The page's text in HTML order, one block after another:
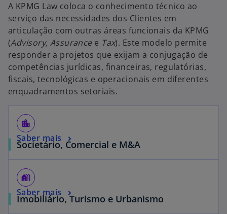
A KPMG Law coloca o conhecimento técnico ao
serviço das necessidades dos Clientes em
articulação com outras áreas funcionais da KPMG
(Advisory, Assurancee Tax). Este modelo permite
responder a projetos que exijam a conjugação de
competências jurídicas, financeiras, regulatórias,
fiscais, tecnológicas e operacionais em diferentes
enquadramentos setoriais.
location_city
Societário, Comercial e M&A
Saber mais
holiday_village
Imobiliário, Turismo e Urbanismo
Saber mais